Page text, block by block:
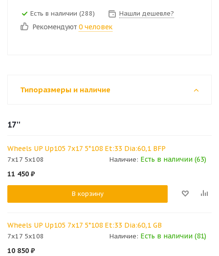
Есть в наличии (288) Нашли дешевле?
Рекомендуют 0 человек
Типоразмеры и наличие
17''
Wheels UP Up105 7x17 5*108 Et:33 Dia:60,1 BFP
7x17 5x108 Наличие: Есть в наличии (63)
11 450 ₽
В корзину
Wheels UP Up105 7x17 5*108 Et:33 Dia:60,1 GB
7x17 5x108 Наличие: Есть в наличии (81)
10 850 ₽